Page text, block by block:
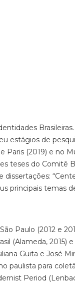
estágios de
Paris (2019) e no
teses do Comitê
dissertações:
principais temas
Paulo (2012 e
(Alameda, 2015)
Guita e José
paulista para
Period